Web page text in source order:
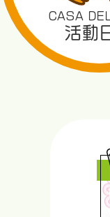
CASA
活動